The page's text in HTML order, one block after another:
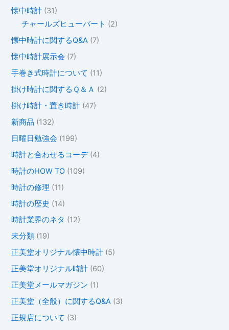
懐中時計 (31)
チャールズヒューバート (2)
懐中時計に関するQ&A (7)
懐中時計展示会 (7)
手巻き式時計について (11)
掛け時計に関するＱ＆Ａ (2)
掛け時計・置き時計 (47)
新商品 (132)
日曜日勉強会 (199)
時計と合わせるコーデ(4)
時計のHOW TO (109)
時計の修理 (11)
時計の歴史 (14)
時計業界のネタ (12)
未分類 (19)
正美堂オリジナル懐中時計 (5)
正美堂オリジナル時計 (60)
正美堂メールマガジン (1)
正美堂（全般）に関するQ&A (3)
正規店について (3)